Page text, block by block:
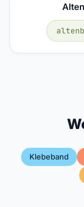
Klebeband